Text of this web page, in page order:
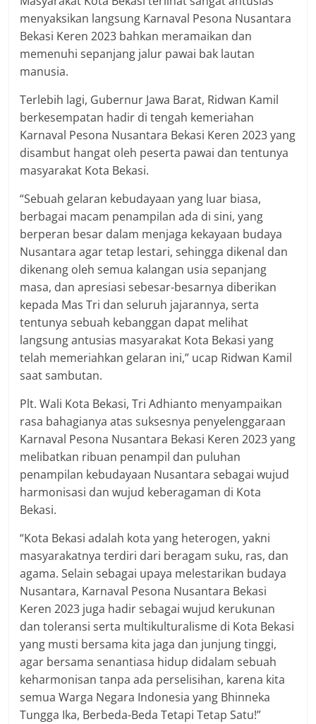
menyaksikan langsung Karnaval Pesona Nusantara
Bekasi Keren 2023 bahkan meramaikan dan
memenuhi sepanjang jalur pawai bak lautan
manusia.
Terlebih lagi, Gubernur Jawa Barat, Ridwan Kamil
berkesempatan hadir di tengah kemeriahan
Karnaval Pesona Nusantara Bekasi Keren 2023 yang
disambut hangat oleh peserta pawai dan tentunya
masyarakat Kota Bekasi.
“Sebuah gelaran kebudayaan yang luar biasa,
berbagai macam penampilan ada di sini, yang
berperan besar dalam menjaga kekayaan budaya
Nusantara agar tetap lestari, sehingga dikenal dan
dikenang oleh semua kalangan usia sepanjang
masa, dan apresiasi sebesar-besarnya diberikan
kepada Mas Tri dan seluruh jajarannya, serta
tentunya sebuah kebanggan dapat melihat
langsung antusias masyarakat Kota Bekasi yang
telah memeriahkan gelaran ini,” ucap Ridwan Kamil
saat sambutan.
Plt. Wali Kota Bekasi, Tri Adhianto menyampaikan
rasa bahagianya atas suksesnya penyelenggaraan
Karnaval Pesona Nusantara Bekasi Keren 2023 yang
melibatkan ribuan penampil dan puluhan
penampilan kebudayaan Nusantara sebagai wujud
harmonisasi dan wujud keberagaman di Kota
Bekasi.
“Kota Bekasi adalah kota yang heterogen, yakni
masyarakatnya terdiri dari beragam suku, ras, dan
agama. Selain sebagai upaya melestarikan budaya
Nusantara, Karnaval Pesona Nusantara Bekasi
Keren 2023 juga hadir sebagai wujud kerukunan
dan toleransi serta multikulturalisme di Kota Bekasi
yang musti bersama kita jaga dan junjung tinggi,
agar bersama senantiasa hidup didalam sebuah
keharmonisan tanpa ada perselisihan, karena kita
semua Warga Negara Indonesia yang Bhinneka
Tungga Ika, Berbeda-Beda Tetapi Tetap Satu!”